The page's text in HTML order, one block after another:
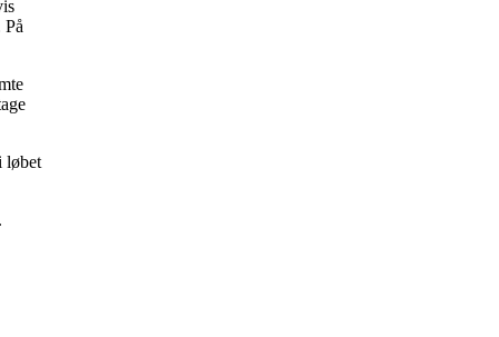
løbet